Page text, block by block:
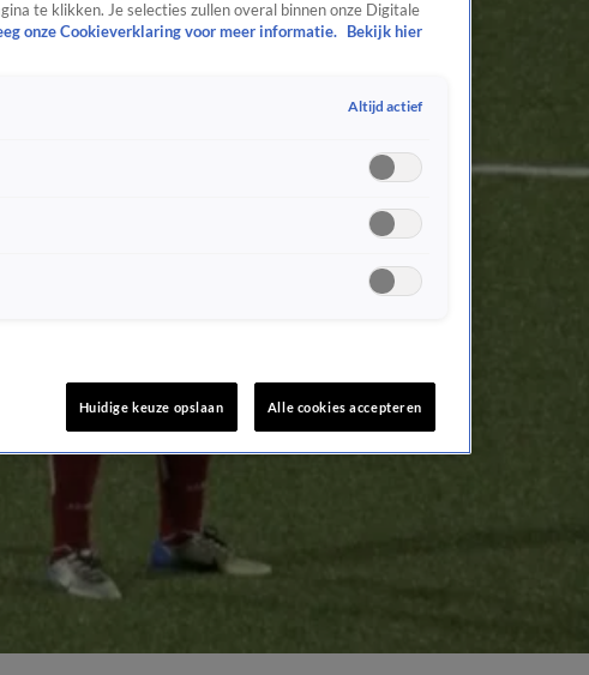
te klikken. Je selecties zullen overal binnen onze Digitale
onze Cookieverklaring voor meer informatie.
Bekijk hier
Altijd actief
Huidige keuze opslaan Alle cookies accepteren